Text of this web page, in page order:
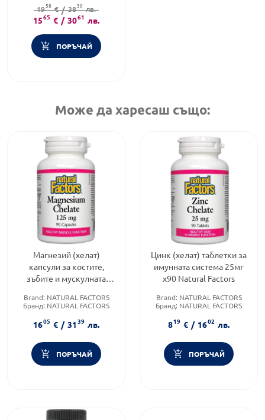
1958 € / 3830 лв.
1565 € / 3061 лв.
ПОРЪЧАЙ
Може да харесаш също:
Магнезий (хелат)
капсули за костите,
зъбите и мускулната
Natural Factors
Brand: NATURAL FACTORS
Бранд: NATURAL FACTORS
1605 € / 3139 лв.
ПОРЪЧАЙ
Цинк (хелат) таблетки за
имунната система 25мг
х90 Natural Factors
Brand: NATURAL FACTORS
Бранд: NATURAL FACTORS
819 € / 1602 лв.
ПОРЪЧАЙ